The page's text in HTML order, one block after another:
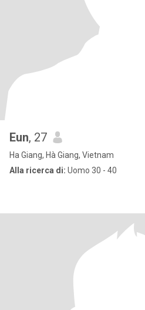
Eun, 27
Ha Giang, Hà Giang, Vietnam
Alla ricerca di: Uomo 30 - 40